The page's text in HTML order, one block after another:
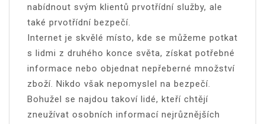
nabídnout svým klientů prvotřídní služby, ale
také prvotřídní bezpečí.
Internet je skvělé místo, kde se můžeme potkat
s lidmi z druhého konce světa, získat potřebné
informace nebo objednat nepřeberné množství
zboží. Nikdo však nepomyslel na bezpečí.
Bohužel se najdou takoví lidé, kteří chtějí
zneužívat osobních informací nejrůznějších